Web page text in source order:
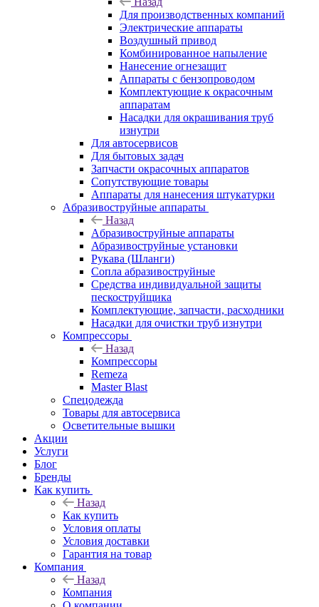
Для производственных компаний
Электрические аппараты
Воздушный привод
Комбинированное напыление
Нанесение огнезащит
Аппараты с бензопроводом
Комплектующие к окрасочным
аппаратам
Насадки для окрашивания труб
изнутри
Для автосервисов
Для бытовых задач
Запчасти окрасочных аппаратов
Сопутствующие товары
Аппараты для нанесения штукатурки
Aбразивоструйные аппараты
Назад
Aбразивоструйные аппараты
Абразивоструйные установки
Рукава (Шланги)
Сопла абразивоструйные
Средства индивидуальной защиты
пескоструйщика
Комплектующие, запчасти, расходники
Насадки для очистки труб изнутри
Компрессоры
Назад
Компрессоры
Remeza
Master Blast
Спецодежда
Товары для автосервиса
Осветительные вышки
Акции
Услуги
Блог
Бренды
Как купить
Назад
Как купить
Условия оплаты
Условия доставки
Гарантия на товар
Компания
Назад
Компания